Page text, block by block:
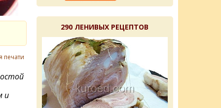
печати
и
290 ЛЕНИВЫХ РЕЦЕПТОВ